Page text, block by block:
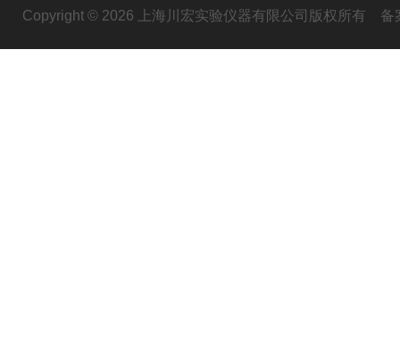
Copyright © 2026 上海川宏实验仪器有限公司版权所有 备